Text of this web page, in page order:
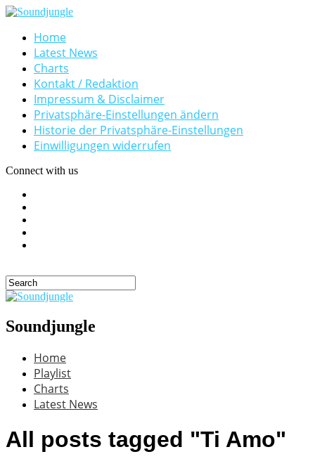
Home
Latest News
Charts
Kontakt / Redaktion
Impressum & Disclaimer
Privatsphäre-Einstellungen ändern
Historie der Privatsphäre-Einstellungen
Einwilligungen widerrufen
Connect with us
Soundjungle
Home
Playlist
Charts
Latest News
All posts tagged "Ti Amo"